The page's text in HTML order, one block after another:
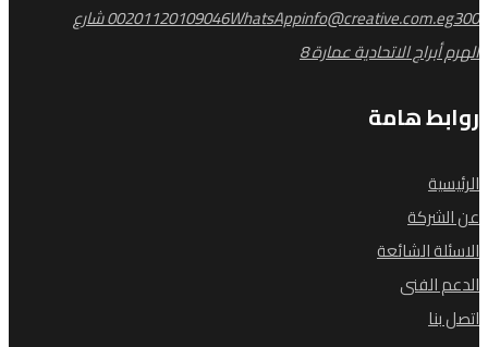
00201120109046WhatsAppinfo@creative.com.eg
300 شارع
الهرم أبراج الاتحادية عمارة 8
روابط هامة
الرئيسية
عن الشركة
الاسئلة الشائعة
الدعم الفنى
اتصل بنا